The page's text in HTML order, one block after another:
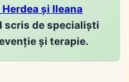
Herdea și Ileana
scris de specialiști
și terapie.